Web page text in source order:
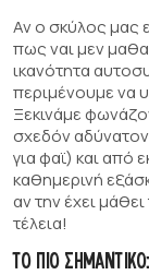
Αν ο σκύλος μας
πως ναι μεν
ικανότητα
περιμένουμε να
Ξεκινάμε
σχεδόν
για φαϊ) και από
καθημερινή
αν την έχει
τέλεια!
ΤΟ ΠΙΟ ΣΗΜΑΝΤΙΚΟ: